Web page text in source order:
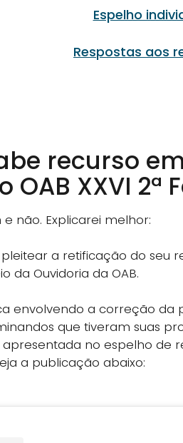
Espelho
Respostas aos
recurso
OAB XXVI 2ª
não. Explicarei melhor:
a retificação do seu
da Ouvidoria da OAB.
envolvendo a correção da
que tiveram suas
no espelho de
a publicação abaixo: